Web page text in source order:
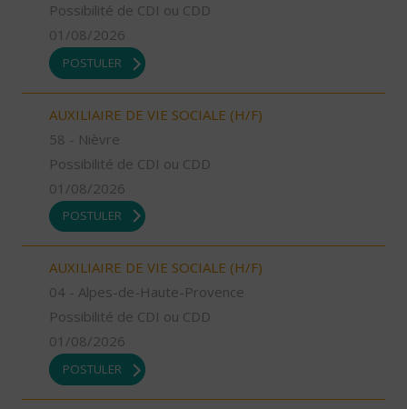
Possibilité de CDI ou CDD
01/08/2026
POSTULER
AUXILIAIRE DE VIE SOCIALE (H/F)
58 - Nièvre
Possibilité de CDI ou CDD
01/08/2026
POSTULER
AUXILIAIRE DE VIE SOCIALE (H/F)
04 - Alpes-de-Haute-Provence
Possibilité de CDI ou CDD
01/08/2026
POSTULER